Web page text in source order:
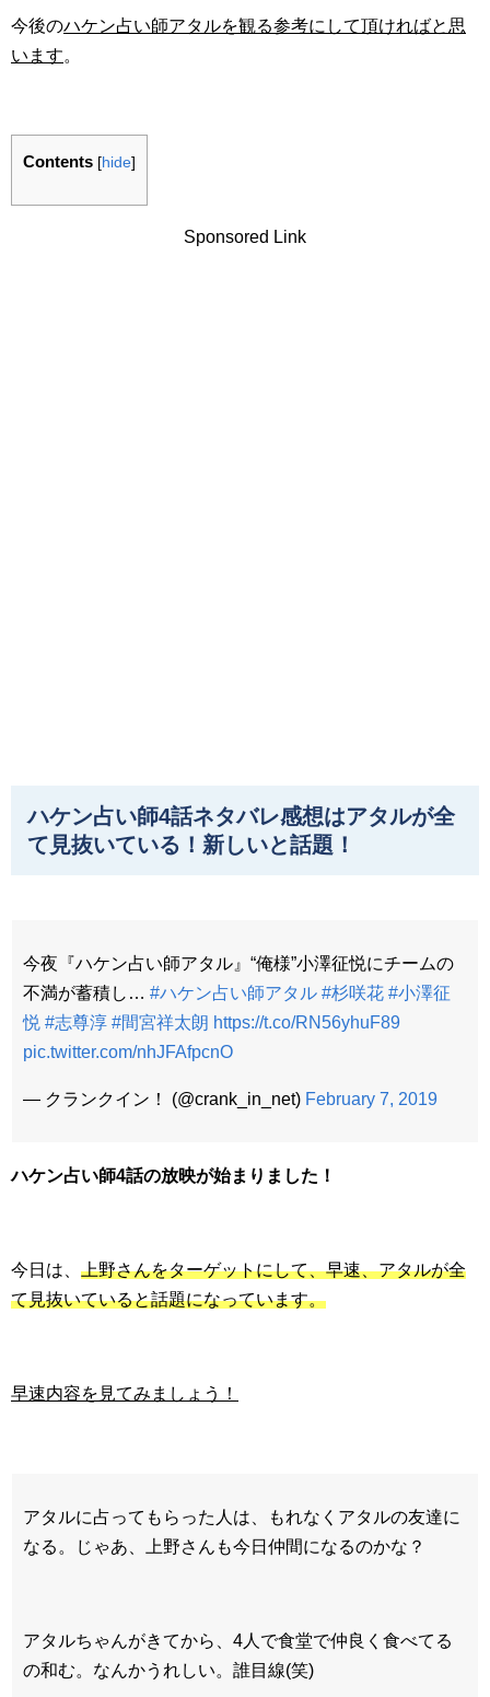
今後のハケン占い師アタルを観る参考にして頂ければと思
います。
Contents [hide]
Sponsored Link
ハケン占い師4話ネタバレ感想はアタルが全
て見抜いている！新しいと話題！
今夜『ハケン占い師アタル』“俺様”小澤征悦にチームの
不満が蓄積し… #ハケン占い師アタル #杉咲花 #小澤征
悦 #志尊淳 #間宮祥太朗 https://t.co/RN56yhuF89
pic.twitter.com/nhJFAfpcnO
— クランクイン！ (@crank_in_net) February 7, 2019
ハケン占い師4話の放映が始まりました！
今日は、 上野さんをターゲットにして、早速、アタルが全
て見抜いていると話題になっています。
早速内容を見てみましょう！
アタルに占ってもらった人は、もれなくアタルの友達に
なる。じゃあ、上野さんも今日仲間になるのかな？
アタルちゃんがきてから、4人で食堂で仲良く食べてる
の和む。なんかうれしい。誰目線(笑)